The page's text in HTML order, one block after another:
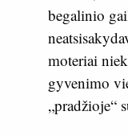
begalinio
moteriai
gyvenimo
„pradžioje“